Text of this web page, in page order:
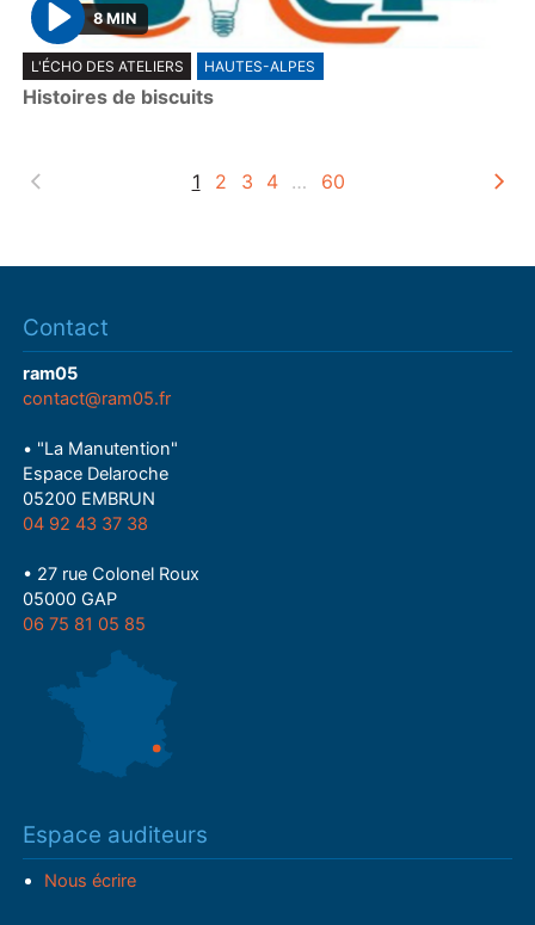
P
l
a
8 MIN
L'ÉCHO DES ATELIERS HAUTES-ALPES
Histoires de biscuits
1 2 3 4 … 60
Contact
ram05
contact@ram05.fr
• "La Manutention"
Espace Delaroche
05200 EMBRUN
04 92 43 37 38
• 27 rue Colonel Roux
05000 GAP
06 75 81 05 85
Espace auditeurs
Nous écrire